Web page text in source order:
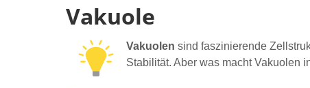
Vakuole
Vakuolen sind faszinierende
Stabilität. Aber was macht Vakuolen